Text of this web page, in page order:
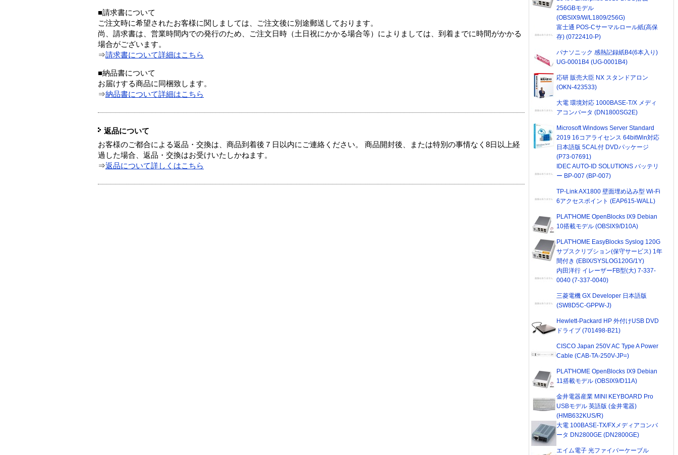
■請求書について
ご注文時に希望されたお客様に関しましては、ご注文後に別途郵送しております。
尚、請求書は、営業時間内での発行のため、ご注文日時（土日祝にかかる場合等）によりましては、到着までに時間がかかる
場合がございます。
⇒請求書について詳細はこちら
■納品書について
お届けする商品に同梱致します。
⇒納品書について詳細はこちら
返品について
お客様のご都合による返品・交換は、商品到着後７日以内にご連絡ください。 商品開封後、または特別の事情なく8日以上経
過した場合、返品・交換はお受けいたしかねます。
⇒返品について詳しくはこちら
256GBモデル
(OBSIX9/W/L1809/256G)
富士通 POS-Cサーマルロール紙(高保
存) (0722410-P)
パナソニック 感熱記録紙B4(6本入り)
UG-0001B4 (UG-0001B4)
応研 販売大臣 NX スタンドアロン
(OKN-423533)
大電 環境対応 1000BASE-T/X メディ
アコンバータ (DN1800SG2E)
Microsoft Windows Server Standard
2019 16コアライセンス 64bitWin対応
日本語版 5CAL付 DVDパッケージ
(P73-07691)
IDEC AUTO-ID SOLUTIONS バッテリ
ー BP-007 (BP-007)
TP-Link AX1800 壁面埋め込み型 Wi-Fi
6アクセスポイント (EAP615-WALL)
PLAT'HOME OpenBlocks IX9 Debian
10搭載モデル (OBSIX9/D10A)
PLAT'HOME EasyBlocks Syslog 120G
サブスクリプション(保守サービス) 1年
間付き (EBIX/SYSLOG120G/1Y)
内田洋行 イレーザーFB型(大) 7-337-
0040 (7-337-0040)
三菱電機 GX Developer 日本語版
(SW8D5C-GPPW-J)
Hewlett-Packard HP 外付けUSB DVD
ドライブ (701498-B21)
CISCO Japan 250V AC Type A Power
Cable (CAB-TA-250V-JP=)
PLAT'HOME OpenBlocks IX9 Debian
11搭載モデル (OBSIX9/D11A)
金井電器産業 MINI KEYBOARD Pro
USBモデル 英語版 (金井電器)
(HMB632KUS/R)
大電 100BASE-TX/FXメディアコンバ
ータ DN2800GE (DN2800GE)
エイム電子 光ファイバーケーブル